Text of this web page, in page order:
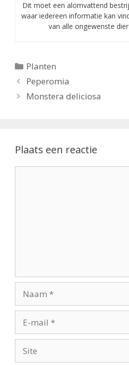
Dit moet een alomvattend
waar iedereen informatie kan
van alle ongewenste
Categorieën
Planten
Peperomia
Monstera deliciosa
Plaats een reactie
mail